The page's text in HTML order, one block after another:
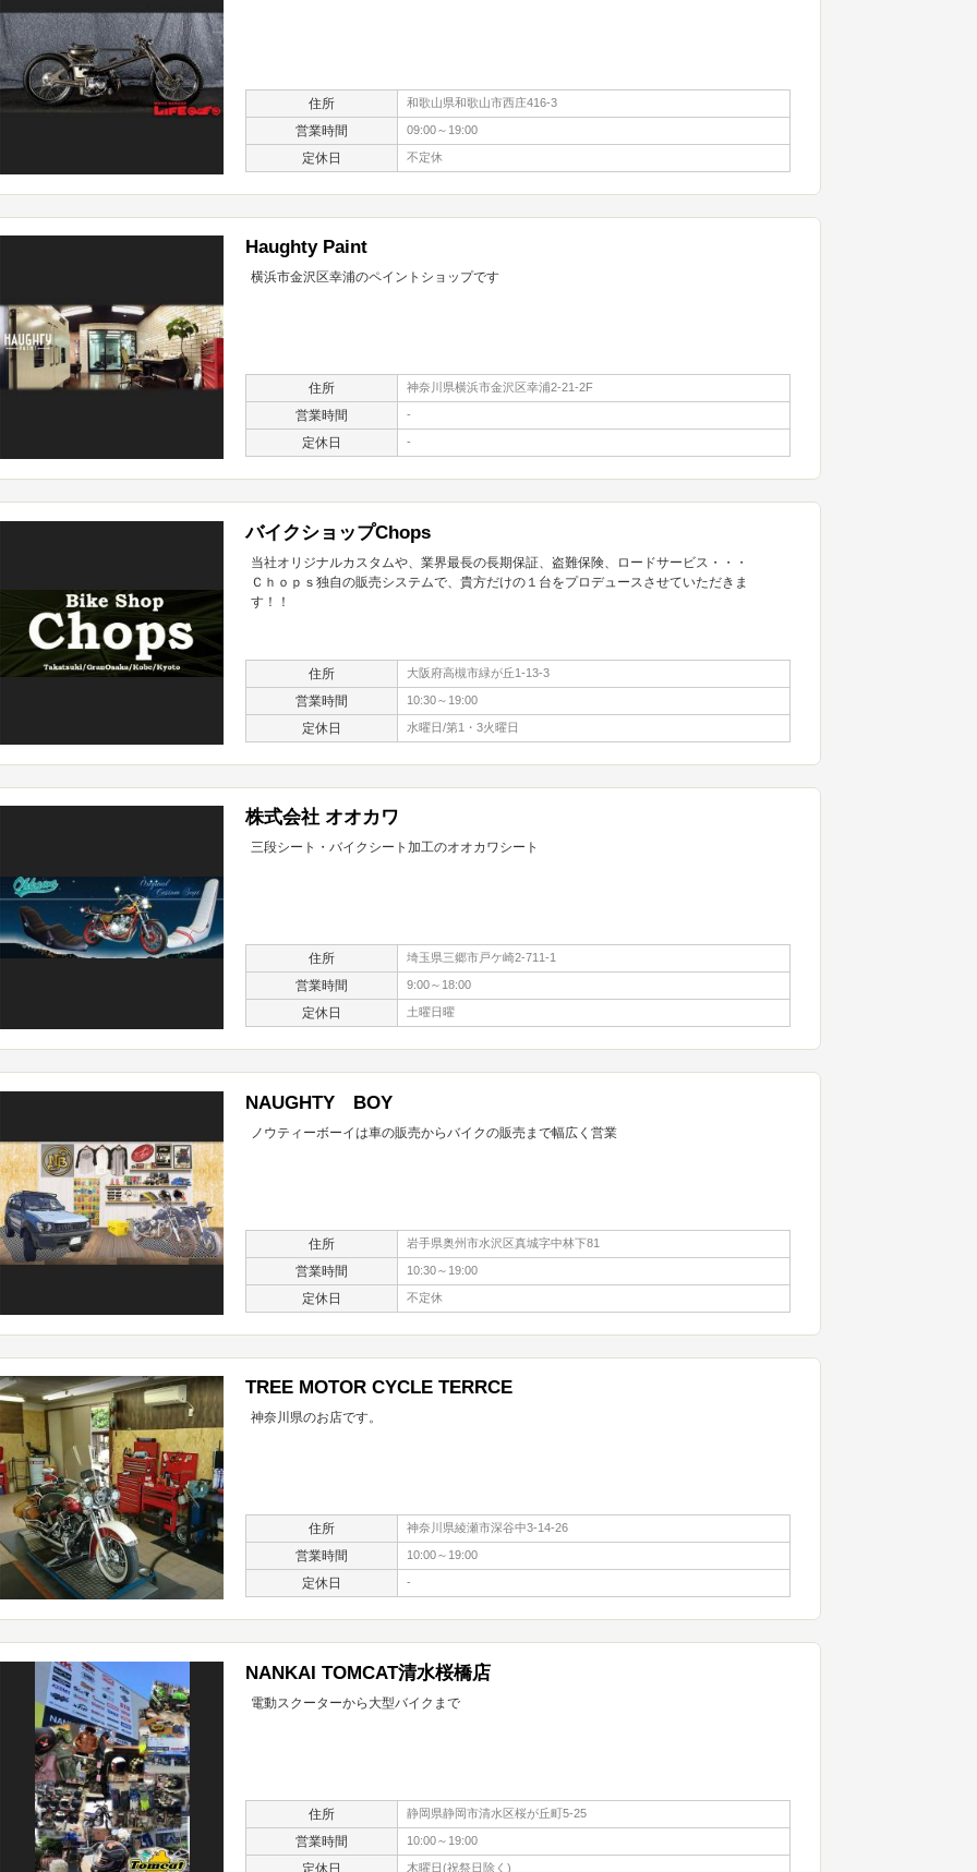
住所 和歌山県和歌山市西庄416-3
営業時間 09:00～19:00
定休日 不定休
Haughty Paint
横浜市金沢区幸浦のペイントショップです
住所 神奈川県横浜市金沢区幸浦2-21-2F
営業時間 -
定休日 -
バイクショップChops
当社オリジナルカスタムや、業界最長の長期保証、盗難保険、ロードサービス・・・
Ｃｈｏｐｓ独自の販売システムで、貴方だけの１台をプロデュースさせていただきま
す！！
住所 大阪府高槻市緑が丘1-13-3
営業時間 10:30～19:00
定休日 水曜日/第1・3火曜日
株式会社 オオカワ
三段シート・バイクシート加工のオオカワシート
住所 埼玉県三郷市戸ケ崎2-711-1
営業時間 9:00～18:00
定休日 土曜日曜
NAUGHTY BOY
ノウティーボーイは車の販売からバイクの販売まで幅広く営業
住所 岩手県奥州市水沢区真城字中林下81
営業時間 10:30～19:00
定休日 不定休
TREE MOTOR CYCLE TERRCE
神奈川県のお店です。
住所 神奈川県綾瀬市深谷中3-14-26
営業時間 10:00～19:00
定休日 -
NANKAI TOMCAT清水桜橋店
電動スクーターから大型バイクまで
住所 静岡県静岡市清水区桜が丘町5-25
営業時間 10:00～19:00
定休日 木曜日(祝祭日除く)